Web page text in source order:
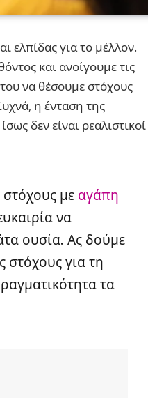
ελπίδας για το μέλλον.
και ανοίγουμε τις
να θέσουμε στόχους
η ένταση της
δεν είναι ρεαλιστικοί
με αγάπη
να
ουσία. Ας δούμε
στόχους για τη
τα